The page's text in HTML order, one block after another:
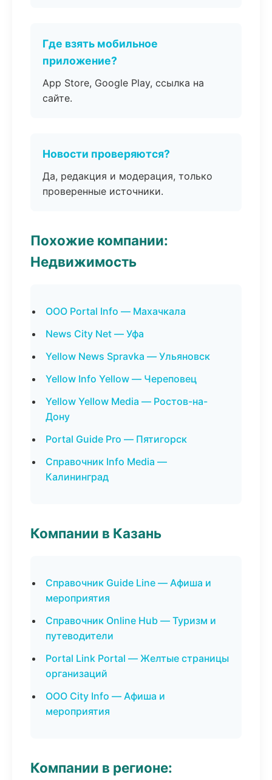
Где взять мобильное
приложение?
App Store, Google Play, ссылка на
сайте.
Новости проверяются?
Да, редакция и модерация, только
проверенные источники.
Похожие компании:
Недвижимость
ООО Portal Info — Махачкала
News City Net — Уфа
Yellow News Spravka — Ульяновск
Yellow Info Yellow — Череповец
Yellow Yellow Media — Ростов-на-
Дону
Portal Guide Pro — Пятигорск
Справочник Info Media —
Калининград
Компании в Казань
Справочник Guide Line — Афиша и
мероприятия
Справочник Online Hub — Туризм и
путеводители
Portal Link Portal — Желтые страницы
организаций
ООО City Info — Афиша и
мероприятия
Компании в регионе: